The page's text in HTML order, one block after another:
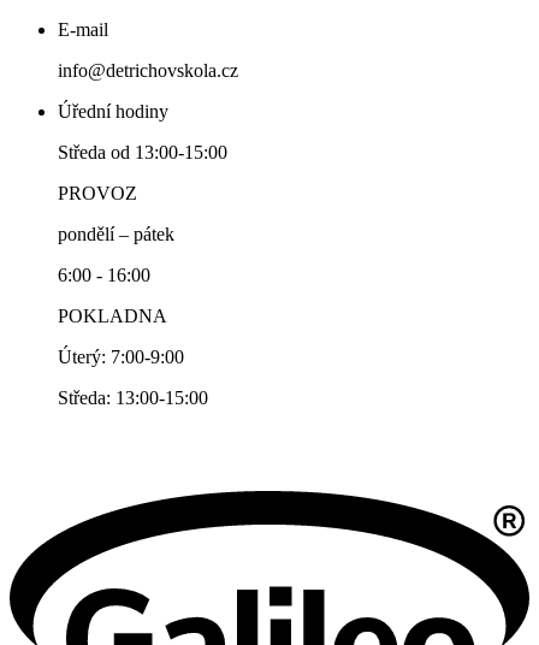
E-mail
info@detrichovskola.cz
Úřední hodiny
Středa od 13:00-15:00
PROVOZ
pondělí – pátek
6:00 - 16:00
POKLADNA
Úterý: 7:00-9:00
Středa: 13:00-15:00